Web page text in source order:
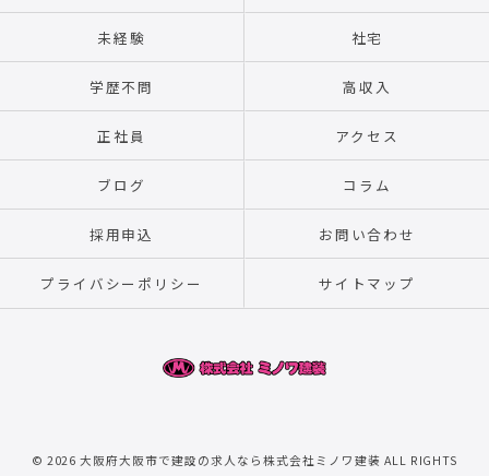
未経験 社宅
学歴不問 高収入
正社員 アクセス
ブログ コラム
採用申込 お問い合わせ
プライバシーポリシー サイトマップ
© 2026 大阪府大阪市で建設の求人なら株式会社ミノワ建装 ALL RIGHTS